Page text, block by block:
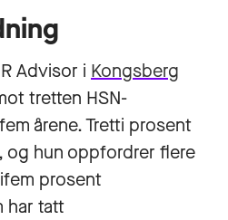
Advisor i Kongsberg
tretten HSN-
årene. Tretti prosent
og hun oppfordrer flere
prosent
har tatt